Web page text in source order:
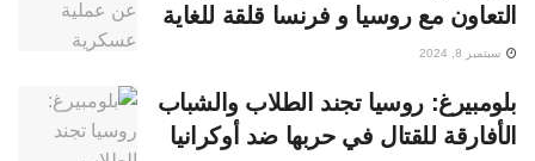
التعاون مع روسيا و فرنسا قلقة للغاية
سبتمبر 8, 2024
بلومبيرغ: روسيا تجند الطلاب والشباب
الأفارقة للقتال في حربها ضد أوكرانيا